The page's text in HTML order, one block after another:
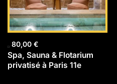
80,00 €
Spa, Sauna & Flotarium
privatisé à Paris 11e